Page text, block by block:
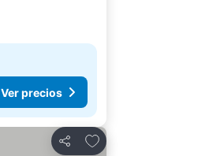
Ver precios
Compartir
Agregar a favoritos